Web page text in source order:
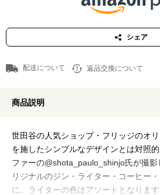
シェア
配送について 返品交換について
商品説明
世田谷の人気ショップ・フリッジのオ
を施したシンプルなデザインとは対照
ファーの@shota_paulo_shinjo氏が撮
リジナルのジン・ライター・コーヒー
に。ライターの色はアソートとなります